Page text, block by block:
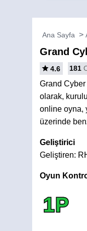
Ana Sayfa
Grand
4.6 181
Grand
olarak,
online oyna,
üzerinde
Geliştirici
Geliştiren:
Oyun
1P